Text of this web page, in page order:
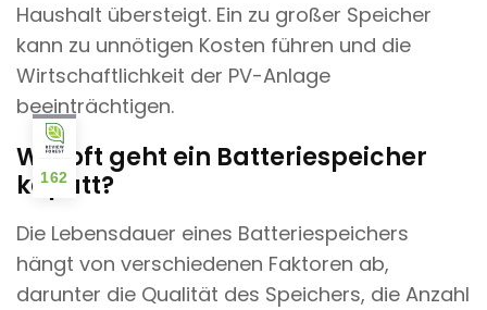
Haushalt übersteigt. Ein zu großer Speicher
kann zu unnötigen Kosten führen und die
Wirtschaftlichkeit der PV-Anlage
beeinträchtigen.
Wie oft geht ein Batteriespeicher
kaputt?
Die Lebensdauer eines Batteriespeichers
hängt von verschiedenen Faktoren ab,
darunter die Qualität des Speichers, die Anzahl
162